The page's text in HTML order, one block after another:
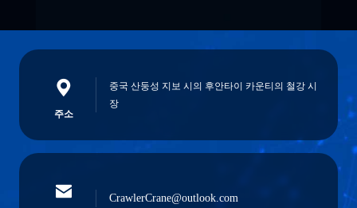
주소
중국 산둥성 지보 시의 후안타이 카운티의 철강 시
장
CrawlerCrane@outlook.com